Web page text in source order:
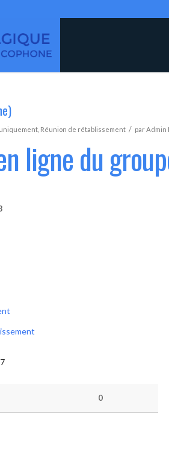
Réunion de rétablissement / parAdmin
ligne du
0